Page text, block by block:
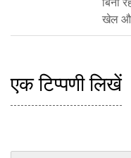
खेल और
एक टिप्पणी लिखें